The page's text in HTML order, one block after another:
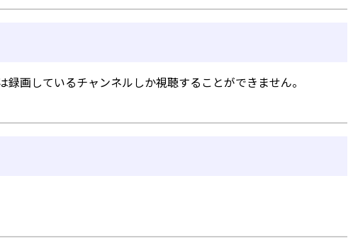
画しているチャンネルしか視聴することができません。